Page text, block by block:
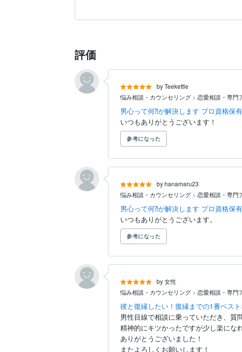
評価
by Teekettle
悩み相談・カウンセリング > 恋愛相談・専門
男心って何⁈が解決します プロ資格保
いつもありがとうございます！
参考になった
by hanamaru23
悩み相談・カウンセリング > 恋愛相談・専門
男心って何⁈が解決します プロ資格保
いつもありがとうございます。
参考になった
by 女性
悩み相談・カウンセリング > 恋愛相談・専門
彼と復縁したい！復縁までの1番ベス
男性目線で相談に乗っていただき、質
精神的にキツかったですが少し楽にな
ありがとうございました！
またよろしくお願いします！